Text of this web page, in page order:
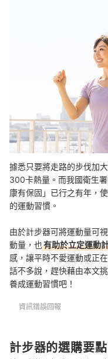
有利健康管理的智慧手環也
據悉只要將走路的步伐加
300卡熱量。而我國衛生
康有保固」已行之有年，
的運動習慣。
由於計步器可將運動量可
動量，也有助於立定運動
感，讓平時不愛運動或正
話不多說，趕快藉由本文
養成運動習慣吧！
資訊錯誤回報
計步器的選購要點